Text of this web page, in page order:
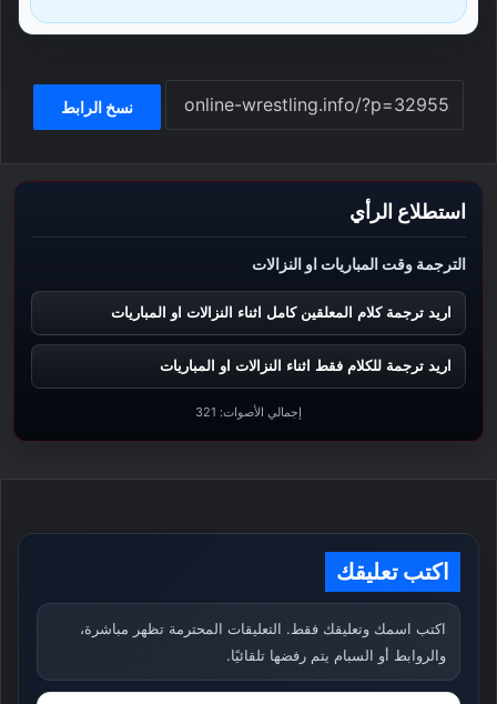
نسخ الرابط
استطلاع الرأي
الترجمة وقت المباريات او النزالات
اريد ترجمة كلام المعلقين كامل اثناء النزالات او المباريات
اريد ترجمة للكلام فقط اثناء النزالات او المباريات
إجمالي الأصوات: 321
اكتب تعليقك
اكتب اسمك وتعليقك فقط. التعليقات المحترمة تظهر مباشرة،
والروابط أو السبام يتم رفضها تلقائيًا.